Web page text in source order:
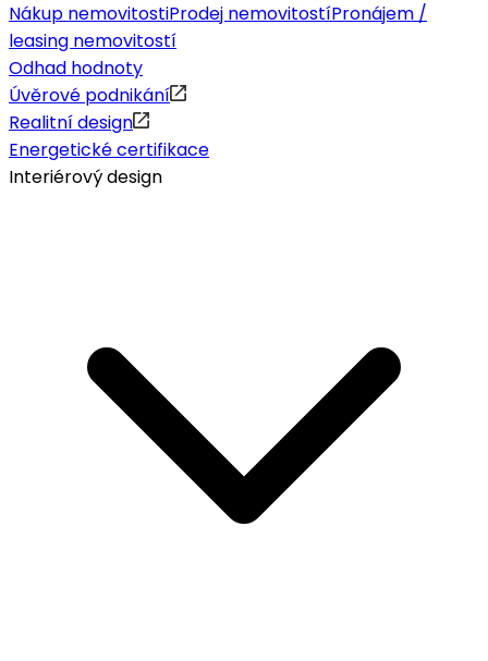
Nákup nemovitostiProdej nemovitostíPronájem /
leasing nemovitostí
Odhad hodnoty
Úvěrové podnikání
Realitní design
Energetické certifikace
Interiérový design